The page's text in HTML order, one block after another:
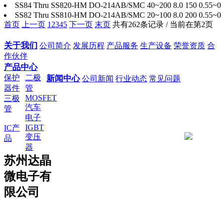
SS84 Thru SS820-HM DO-214AB/SMC 40~200 8.0 150
SS82 Thru SS810-HM DO-214AB/SMC 20~100 8.0 200
首页
上一页 1 2345 下一页 末页 共有262条记录 / 当前在第2页
关于我们 公司简介 发展历程 产品服务 生产设备 荣誉资质 合
作伙伴
产品中心
保护
器件
二极
管
三极
管
MOSFET
汽车
电子
IC产
品
IGBT
变压
器
新闻中心 公司新闻 行业动态 常见问题
苏州达晶
微电子有
限公司